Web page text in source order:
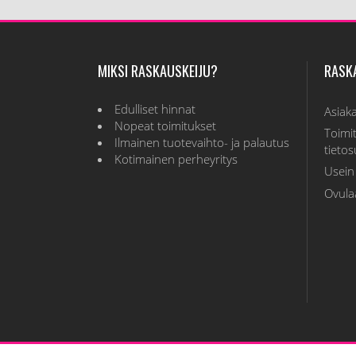
MIKSI RASKAUSKEIJU?
Edulliset hinnat
Nopeat toimitukset
Ilmainen tuotevaihto- ja palautus
Kotimainen perheyritys